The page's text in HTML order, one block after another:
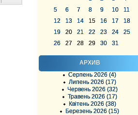
5
6 7 8 9 10
11
12
13 14 15 16 17
18
19
20 21 22 23 24
25
26
27 28 29 30 31
АРХИВ
Серпень 2026 (4)
Липень 2026 (17)
Червень 2026 (32)
Травень 2026 (17)
Квітень 2026 (38)
Березень 2026 (15)